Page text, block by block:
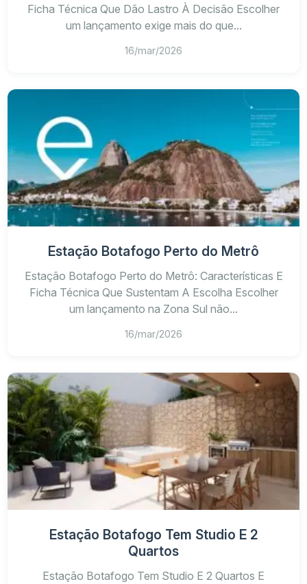
Ficha Técnica Que Dão Lastro À Decisão Escolher
um lançamento exige mais do que...
16/mar/2026
Estação Botafogo Perto do Metrô
Estação Botafogo Perto do Metrô: Características E
Ficha Técnica Que Sustentam A Escolha Escolher
um lançamento na Zona Sul não...
16/mar/2026
Estação Botafogo Tem Studio E 2
Quartos
Estação Botafogo Tem Studio E 2 Quartos E